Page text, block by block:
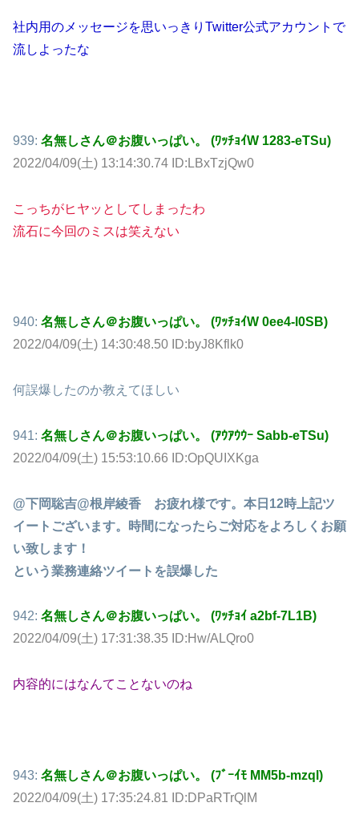
社内用のメッセージを思いっきりTwitter公式アカウントで
流しよったな
939: 名無しさん＠お腹いっぱい。 (ﾜｯﾁｮｲW 1283-eTSu)
2022/04/09(土) 13:14:30.74 ID:LBxTzjQw0
こっちがヒヤッとしてしまったわ
流石に今回のミスは笑えない
940: 名無しさん＠お腹いっぱい。 (ﾜｯﾁｮｲW 0ee4-l0SB)
2022/04/09(土) 14:30:48.50 ID:byJ8Kflk0
何誤爆したのか教えてほしい
941: 名無しさん＠お腹いっぱい。 (ｱｳｱｳｳｰ Sabb-eTSu)
2022/04/09(土) 15:53:10.66 ID:OpQUIXKga
@下岡聡吉@根岸綾香 お疲れ様です。本日12時上記ツ
イートございます。時間になったらご対応をよろしくお願
い致します！
という業務連絡ツイートを誤爆した
942: 名無しさん＠お腹いっぱい。 (ﾜｯﾁｮｲ a2bf-7L1B)
2022/04/09(土) 17:31:38.35 ID:Hw/ALQro0
内容的にはなんてことないのね
943: 名無しさん＠お腹いっぱい。 (ﾌﾞｰｲﾓ MM5b-mzql)
2022/04/09(土) 17:35:24.81 ID:DPaRTrQlM